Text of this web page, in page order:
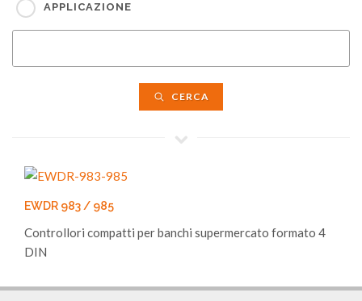
APPLICAZIONE
CERCA
EWDR 983 / 985
Controllori compatti per banchi supermercato formato 4
DIN